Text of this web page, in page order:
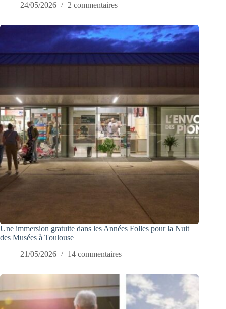
24/05/2026
2 commentaires
Une immersion gratuite dans les Années Folles pour la Nuit
des Musées à Toulouse
21/05/2026
14 commentaires